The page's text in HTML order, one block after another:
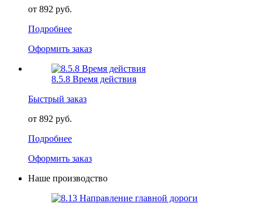
от 892 руб.
Подробнее
Оформить заказ
8.5.8 Время действия
Быстрый заказ
от 892 руб.
Подробнее
Оформить заказ
Наше производство